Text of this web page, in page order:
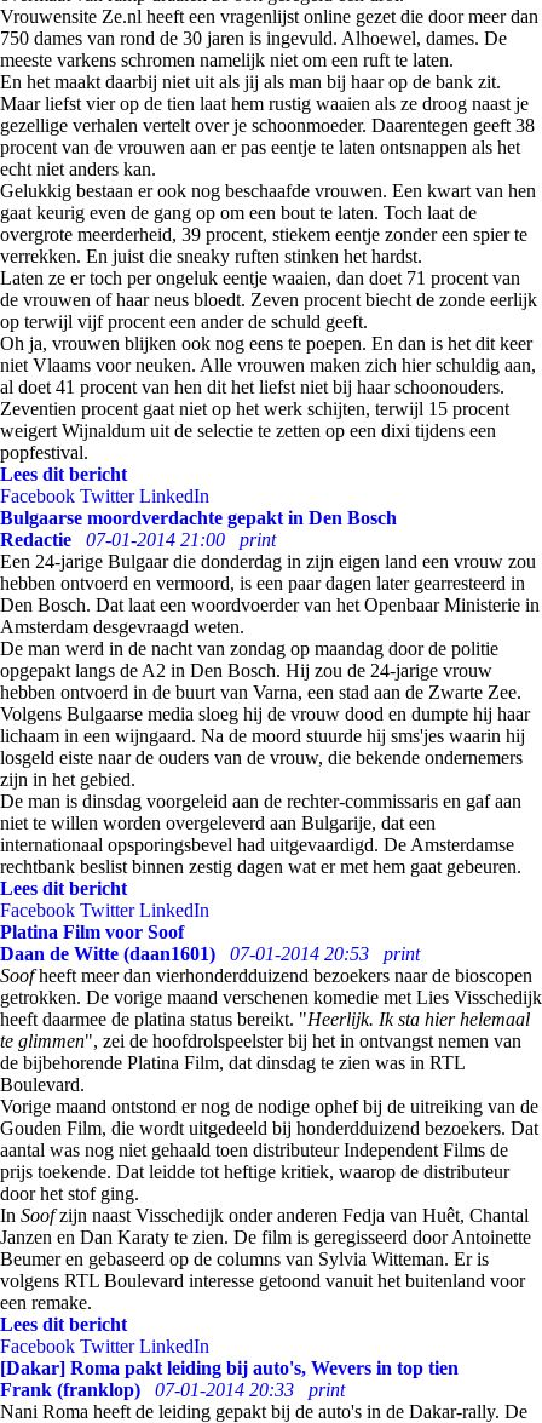
Vrouwensite Ze.nl heeft een vragenlijst online gezet die door meer dan
750 dames van rond de 30 jaren is ingevuld. Alhoewel, dames. De
meeste varkens schromen namelijk niet om een ruft te laten.
En het maakt daarbij niet uit als jij als man bij haar op de bank zit.
Maar liefst vier op de tien laat hem rustig waaien als ze droog naast je
gezellige verhalen vertelt over je schoonmoeder. Daarentegen geeft 38
procent van de vrouwen aan er pas eentje te laten ontsnappen als het
echt niet anders kan.
Gelukkig bestaan er ook nog beschaafde vrouwen. Een kwart van hen
gaat keurig even de gang op om een bout te laten. Toch laat de
overgrote meerderheid, 39 procent, stiekem eentje zonder een spier te
verrekken. En juist die sneaky ruften stinken het hardst.
Laten ze er toch per ongeluk eentje waaien, dan doet 71 procent van
de vrouwen of haar neus bloedt. Zeven procent biecht de zonde eerlijk
op terwijl vijf procent een ander de schuld geeft.
Oh ja, vrouwen blijken ook nog eens te poepen. En dan is het dit keer
niet Vlaams voor neuken. Alle vrouwen maken zich hier schuldig aan,
al doet 41 procent van hen dit het liefst niet bij haar schoonouders.
Zeventien procent gaat niet op het werk schijten, terwijl 15 procent
weigert Wijnaldum uit de selectie te zetten op een dixi tijdens een
popfestival.
Lees dit bericht
Facebook Twitter LinkedIn
Bulgaarse moordverdachte gepakt in Den Bosch
Redactie
07-01-2014 21:00
print
Een 24-jarige Bulgaar die donderdag in zijn eigen land een vrouw zou
hebben ontvoerd en vermoord, is een paar dagen later gearresteerd in
Den Bosch. Dat laat een woordvoerder van het Openbaar Ministerie in
Amsterdam desgevraagd weten.
De man werd in de nacht van zondag op maandag door de politie
opgepakt langs de A2 in Den Bosch. Hij zou de 24-jarige vrouw
hebben ontvoerd in de buurt van Varna, een stad aan de Zwarte Zee.
Volgens Bulgaarse media sloeg hij de vrouw dood en dumpte hij haar
lichaam in een wijngaard. Na de moord stuurde hij sms'jes waarin hij
losgeld eiste naar de ouders van de vrouw, die bekende ondernemers
zijn in het gebied.
De man is dinsdag voorgeleid aan de rechter-commissaris en gaf aan
niet te willen worden overgeleverd aan Bulgarije, dat een
internationaal opsporingsbevel had uitgevaardigd. De Amsterdamse
rechtbank beslist binnen zestig dagen wat er met hem gaat gebeuren.
Lees dit bericht
Facebook Twitter LinkedIn
Platina Film voor Soof
Daan de Witte (daan1601)
07-01-2014 20:53
print
Soofheeft meer dan vierhonderdduizend bezoekers naar de bioscopen
getrokken. De vorige maand verschenen komedie met Lies Visschedijk
heeft daarmee de platina status bereikt. "Heerlijk. Ik sta hier helemaal
te glimmen", zei de hoofdrolspeelster bij het in ontvangst nemen van
de bijbehorende Platina Film, dat dinsdag te zien was in RTL
Boulevard.
Vorige maand ontstond er nog de nodige ophef bij de uitreiking van de
Gouden Film, die wordt uitgedeeld bij honderdduizend bezoekers. Dat
aantal was nog niet gehaald toen distributeur Independent Films de
prijs toekende. Dat leidde tot heftige kritiek, waarop de distributeur
door het stof ging.
In Soofzijn naast Visschedijk onder anderen Fedja van Huêt, Chantal
Janzen en Dan Karaty te zien. De film is geregisseerd door Antoinette
Beumer en gebaseerd op de columns van Sylvia Witteman. Er is
volgens RTL Boulevard interesse getoond vanuit het buitenland voor
een remake.
Lees dit bericht
Facebook Twitter LinkedIn
[Dakar] Roma pakt leiding bij auto's, Wevers in top tien
Frank (franklop)
07-01-2014 20:33
print
Nani Roma heeft de leiding gepakt bij de auto's in de Dakar-rally. De